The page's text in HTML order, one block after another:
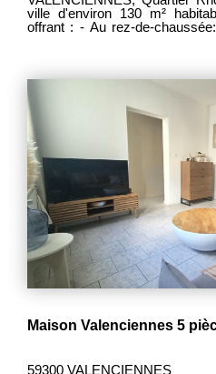
ville d'environ 130 m²
offrant : - Au rez-de-
une grande mezzanine
jardin, une belle chambre et
créer une salle d'eau. A
arboré et une grande
COEUR! FAIRE VITE ! MDT
honoraires intégralement à la
Maison Valenciennes 5
59300 VALENCIENNES